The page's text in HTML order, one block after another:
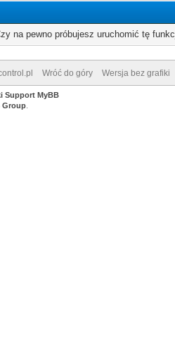
na pewno próbujesz uruchomić tę
Wróć do góry Wersja bez grafiki
Support MyBB
Group